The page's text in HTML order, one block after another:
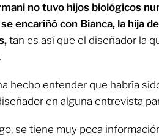
no tuvo hijos biológicos
encariñó con Bianca, la hija
tan es así que el diseñador la
hecho entender que habría
en alguna entrevista
se tiene muy poca